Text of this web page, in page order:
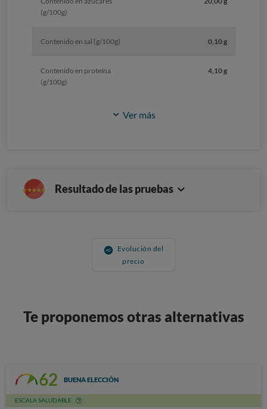
(g/100g)
Contenido en sal (g/100g) 0,10 g
Contenido en proteína
(g/100g)
4,10 g
Ver más
Resultado de las pruebas
Evolución del
precio
Te proponemos otras alternativas
62 BUENA ELECCIÓN
ESCALA SALUDABLE